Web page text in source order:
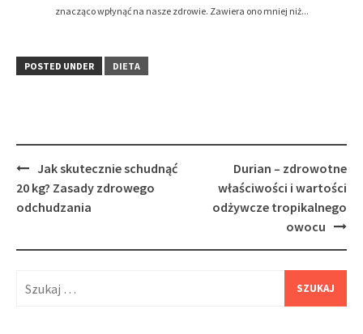
znacząco wpłynąć na nasze zdrowie. Zawiera ono mniej niż...
POSTED UNDER DIETA
Post
navigation
Jak skutecznie schudnąć
20 kg? Zasady zdrowego
odchudzania
Durian – zdrowotne
właściwości i wartości
odżywcze tropikalnego
owocu